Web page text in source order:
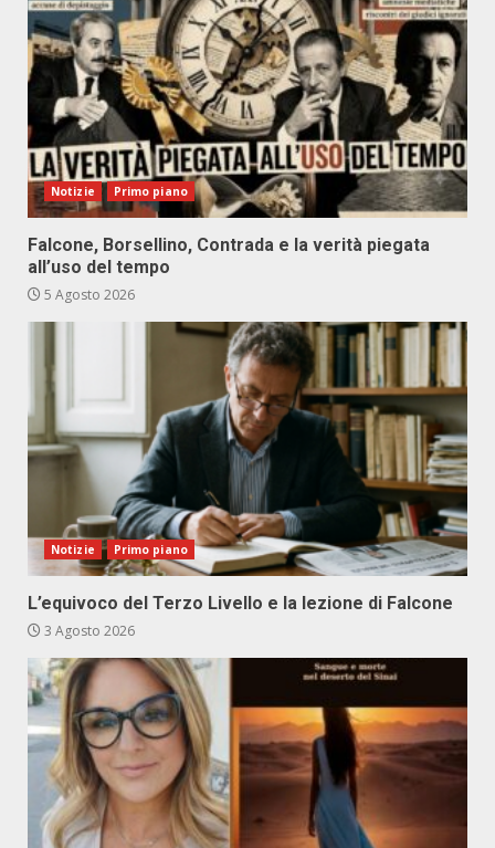
Notizie Primo piano
Falcone, Borsellino, Contrada e la verità piegata
all’uso del tempo
5 Agosto 2026
Notizie Primo piano
L’equivoco del Terzo Livello e la lezione di Falcone
3 Agosto 2026